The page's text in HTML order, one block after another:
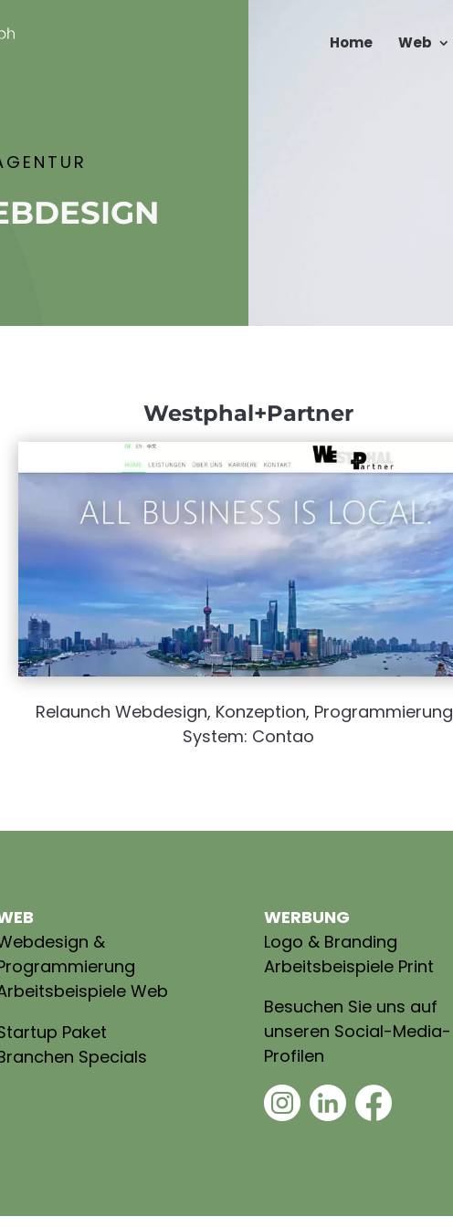
Home Web
Westphal+Partner
Relaunch Webdesign, Konzeption,
System: Contao
&
Web
Paket
Specials
WERBUNG
Logo & Branding
Arbeitsbeispiele Print
Besuchen Sie uns auf
unseren Social-Media-
Profilen